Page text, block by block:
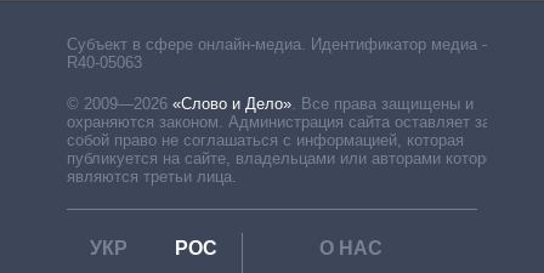
Субъект в сфере онлайн-медиа. Идентификатор медиа –
R40-05063
© 2009—2026 «Слово и Дело»
Все права защищены и
охраняются законом. Администрация сайта оставляет за
собой право не соглашаться с информацией, которая
публикуется на сайте, владельцами или авторами которой
являются третьи лица.
УКР РОС
О НАС